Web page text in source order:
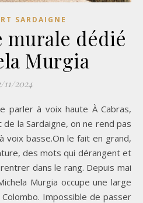
SARDAIGNE
murale dédié
Murgia
11/2024
la Sardaigne, on ne rend pas
voix basse.On le fait en grand,
des mots qui dérangent et
dans le rang. Depuis mai
Murgia occupe une large
Impossible de passer